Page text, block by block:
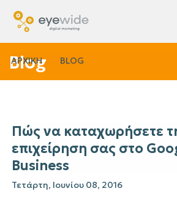
ΑΡΧΙΚΗ BLOG
Blog
Πώς να καταχωρήσετε
επιχείρηση σας στο
Business
Τετάρτη, Ιουνίου 08, 2016